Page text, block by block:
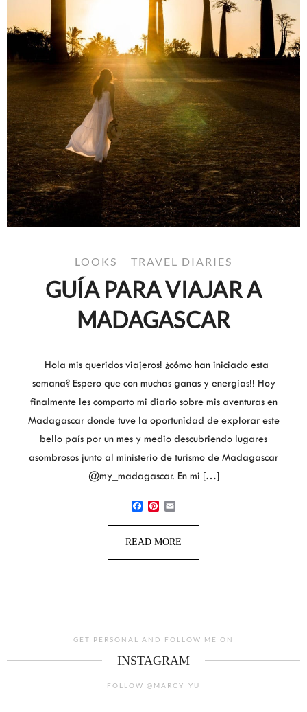
LOOKS TRAVEL DIARIES
GUÍA PARA VIAJAR A
MADAGASCAR
Hola mis queridos viajeros! ¿cómo han iniciado esta
semana? Espero que con muchas ganas y energías!! Hoy
finalmente les comparto mi diario sobre mis aventuras en
Madagascar donde tuve la oportunidad de explorar este
bello país por un mes y medio descubriendo lugares
asombrosos junto al ministerio de turismo de Madagascar
@my_madagascar. En mi […]
READ MORE
GET PERSONAL AND FOLLOW ME ON
INSTAGRAM
FOLLOW @MARCY_YU